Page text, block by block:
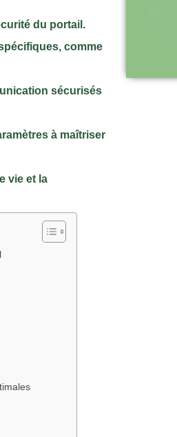
du portail.
comme
sécurisés
à maîtriser
vie et la